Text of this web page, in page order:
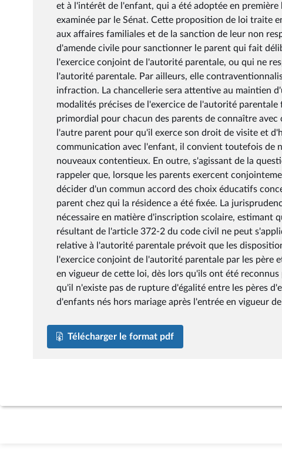
et à l'intérêt de l'enfant, qui a été adoptée en
examinée par le Sénat. Cette proposition de loi traite
aux affaires familiales et de la sanction de leur non
d'amende civile pour sanctionner le parent qui fait
l'exercice conjoint de l'autorité parentale, ou qui ne
l'autorité parentale. Par ailleurs, elle
infraction. La chancellerie sera attentive au maintien
modalités précises de l'exercice de l'autorité
primordial pour chacun des parents de connaître
l'autre parent pour qu'il exerce son droit de visite et
communication avec l'enfant, il convient toutefois de
nouveaux contentieux. En outre, s'agissant de la
rappeler que, lorsque les parents exercent
décider d'un commun accord des choix éducatifs
parent chez qui la résidence a été fixée. La
nécessaire en matière d'inscription scolaire, estimant
résultant de l'article 372-2 du code civil ne peut
relative à l'autorité parentale prévoit que les
l'exercice conjoint de l'autorité parentale par les père
en vigueur de cette loi, dès lors qu'ils ont été
qu'il n'existe pas de rupture d'égalité entre les pères
d'enfants nés hors mariage après l'entrée en vigueur
Télécharger le format pdf